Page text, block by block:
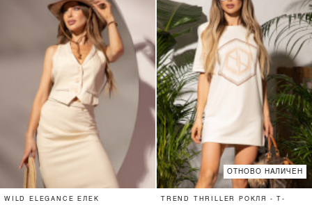
WILD ELEGANCE ЕЛЕК
ОТНОВО НАЛИЧЕН
TREND THRILLER РОКЛЯ - T-